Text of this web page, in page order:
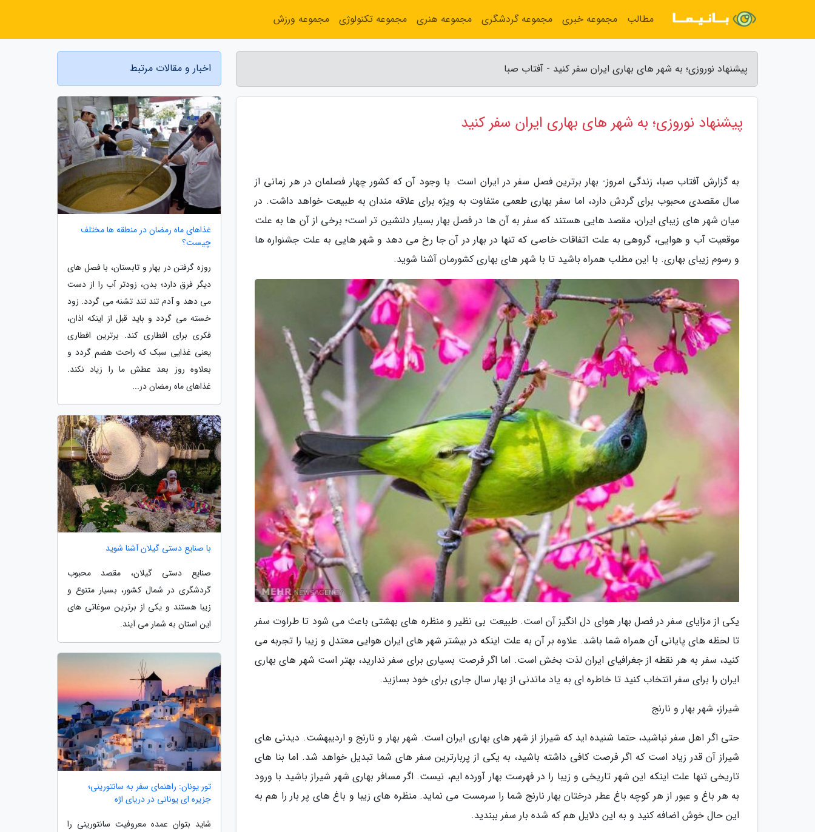
پیشنهاد نوروزی؛ به شهر های بهاری ایران سفر کنید - آفتاب صبا
پیشنهاد نوروزی؛ به شهر های بهاری ایران سفر کنید
به گزارش آفتاب صبا، زندگی امروز- بهار برترین فصل سفر در ایران است. با وجود آن که کشور چهار فصلمان در هر زمانی از
سال مقصدی محبوب برای گردش دارد، اما سفر بهاری طعمی متفاوت به ویژه برای علاقه مندان به طبیعت خواهد داشت. در
میان شهر های زیبای ایران، مقصد هایی هستند که سفر به آن ها در فصل بهار بسیار دلنشین تر است؛ برخی از آن ها به علت
موقعیت آب و هوایی، گروهی به علت اتفاقات خاصی که تنها در بهار در آن جا رخ می دهد و شهر هایی به علت جشنواره ها
و رسوم زیبای بهاری. با این مطلب همراه باشید تا با شهر های بهاری کشورمان آشنا شوید.
یکی از مزایای سفر در فصل بهار هوای دل انگیز آن است. طبیعت بی نظیر و منظره های بهشتی باعث می شود تا طراوت سفر
تا لحظه های پایانی آن همراه شما باشد. علاوه بر آن به علت اینکه در بیشتر شهر های ایران هوایی معتدل و زیبا را تجربه می
کنید، سفر به هر نقطه از جغرافیای ایران لذت بخش است. اما اگر فرصت بسیاری برای سفر ندارید، بهتر است شهر های بهاری
ایران را برای سفر انتخاب کنید تا خاطره ای به یاد ماندنی از بهار سال جاری برای خود بسازید.
شیراز، شهر بهار و نارنج
حتی اگر اهل سفر نباشید، حتما شنیده اید که شیراز از شهر های بهاری ایران است. شهر بهار و نارنج و اردیبهشت. دیدنی های
شیراز آن قدر زیاد است که اگر فرصت کافی داشته باشید، به یکی از پربارترین سفر های شما تبدیل خواهد شد. اما بنا های
تاریخی تنها علت اینکه این شهر تاریخی و زیبا را در فهرست بهار آورده ایم، نیست. اگر مسافر بهاری شهر شیراز باشید با ورود
به هر باغ و عبور از هر کوچه باغ عطر درختان بهار نارنج شما را سرمست می نماید. منظره های زیبا و باغ های پر بار را هم به
این حال خوش اضافه کنید و به این دلایل هم که شده بار سفر ببندید.
اخبار و مقالات مرتبط
غذاهای ماه رمضان در منطقه ها مختلف
چیست؟
روزه گرفتن در بهار و تابستان، با فصل های
دیگر فرق دارد؛ بدن، زودتر آب را از دست
می دهد و آدم تند تند تشنه می گردد. زود
خسته می گردد و باید قبل از اینکه اذان،
فکری برای افطاری کند. برترین افطاری
یعنی غذایی سبک که راحت هضم گردد و
بعلاوه روز بعد عطش ما را زیاد نکند.
غذاهای ماه رمضان در...
با صنایع دستی گیلان آشنا شوید
صنایع دستی گیلان، مقصد محبوب
گردشگری در شمال کشور، بسیار متنوع و
زیبا هستند و یکی از برترین سوغاتی های
این استان به شمار می آیند.
تور یونان: راهنمای سفر به سانتورینی؛
جزیره ای یونانی در دریای اژه
شاید بتوان عمده معروفیت سانتورینی را
مطالب مجموعه خبری مجموعه گردشگری مجموعه هنری مجموعه تکنولوژی مجموعه ورزش